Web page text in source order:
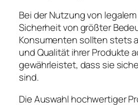
Bei der Nutzung von
Sicherheit von größter
Konsumenten sollten stets
und Qualität ihrer Produkte
gewährleistet, dass sie
sind.
Die Auswahl hochwertiger